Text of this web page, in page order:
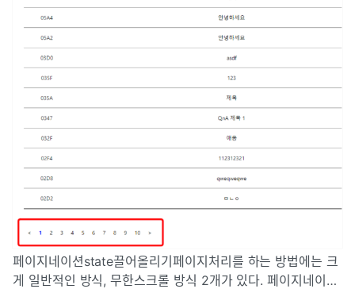
페이지네이션state끌어올리기페이지처리를 하는 방법에는 크
게 일반적인 방식, 무한스크롤 방식 2개가 있다. 페이지네이션